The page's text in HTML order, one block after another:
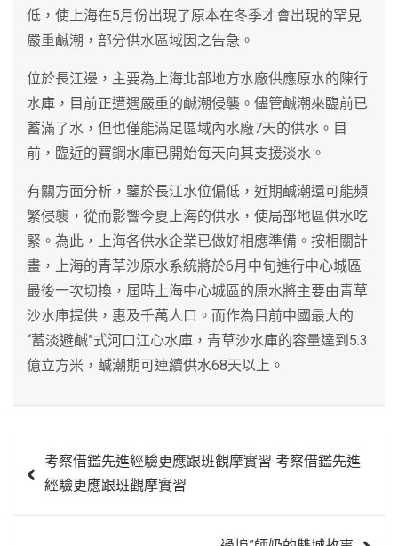
低，使上海在5月份出現了原本在冬季才會出現的罕見
嚴重鹹潮，部分供水區域因之告急。
位於長江邊，主要為上海北部地方水廠供應原水的陳行
水庫，目前正遭遇嚴重的鹹潮侵襲。儘管鹹潮來臨前已
蓄滿了水，但也僅能滿足區域內水廠7天的供水。目
前，臨近的寶鋼水庫已開始每天向其支援淡水。
有關方面分析，鑒於長江水位偏低，近期鹹潮還可能頻
繁侵襲，從而影響今夏上海的供水，使局部地區供水吃
緊。為此，上海各供水企業已做好相應準備。按相關計
畫，上海的青草沙原水系統將於6月中旬進行中心城區
最後一次切換，屆時上海中心城區的原水將主要由青草
沙水庫提供，惠及千萬人口。而作為目前中國最大的
“蓄淡避鹹”式河口江心水庫，青草沙水庫的容量達到5.3
億立方米，鹹潮期可連續供水68天以上。
章 考察借鑑先進經驗更應跟班觀摩實習 考察借鑑先進
經驗更應跟班觀摩實習